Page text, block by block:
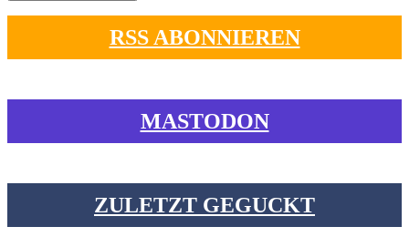
RSS ABONNIEREN
MASTODON
ZULETZT GEGUCKT